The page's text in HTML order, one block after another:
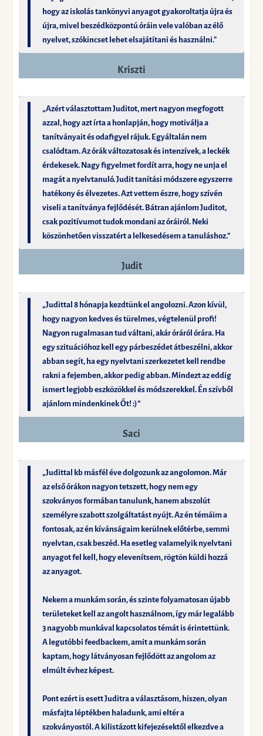
hogy az iskolás tankönyvi anyagot gyakoroltatja újra és
újra, mivel beszédközpontú óráin vele valóban az élő
nyelvet, szókincset lehet elsajátítani és használni."
Kriszti
„Azért választottam Juditot, mert nagyon megfogott
azzal, hogy azt írta a honlapján, hogy motiválja a
tanítványait és odafigyel rájuk. Egyáltalán nem
csalódtam. Az órák változatosak és intenzívek, a leckék
érdekesek. Nagy figyelmet fordít arra, hogy ne unja el
magát a nyelvtanuló. Judit tanítási módszere egyszerre
hatékony és élvezetes. Azt vettem észre, hogy szívén
viseli a tanítványa fejlődését. Bátran ajánlom Juditot,
csak pozitívumot tudok mondani az óráiról. Neki
köszönhetően visszatért a lelkesedésem a tanuláshoz.”
Judit
„Judittal 8 hónapja kezdtünk el angolozni. Azon kívül,
hogy nagyon kedves és türelmes, végtelenül profi!
Nagyon rugalmasan tud váltani, akár óráról órára. Ha
egy szituációhoz kell egy párbeszédet átbeszélni, akkor
abban segít, ha egy nyelvtani szerkezetet kell rendbe
rakni a fejemben, akkor pedig abban. Mindezt az eddig
ismert legjobb eszközökkel és módszerekkel. Én szívből
ajánlom mindenkinek Őt! :)”
Saci
„Judittal kb másfél éve dolgozunk az angolomon. Már
az első órákon nagyon tetszett, hogy nem egy
szokványos formában tanulunk, hanem abszolút
személyre szabott szolgáltatást nyújt. Az én témáim a
fontosak, az én kívánságaim kerülnek előtérbe, semmi
nyelvtan, csak beszéd. Ha esetleg valamelyik nyelvtani
anyagot fel kell, hogy elevenítsem, rögtön küldi hozzá
az anyagot.
Nekem a munkám során, és szinte folyamatosan újabb
területeket kell az angolt használnom, így már legalább
3 nagyobb munkával kapcsolatos témát is érintettünk.
A legutóbbi feedbackem, amit a munkám során
kaptam, hogy látványosan fejlődött az angolom az
elmúlt évhez képest.
Pont ezért is esett Juditra a választásom, hiszen, olyan
másfajta léptékben haladunk, ami eltér a
szokványostól. A kilistázott kifejezésektől elkezdve a